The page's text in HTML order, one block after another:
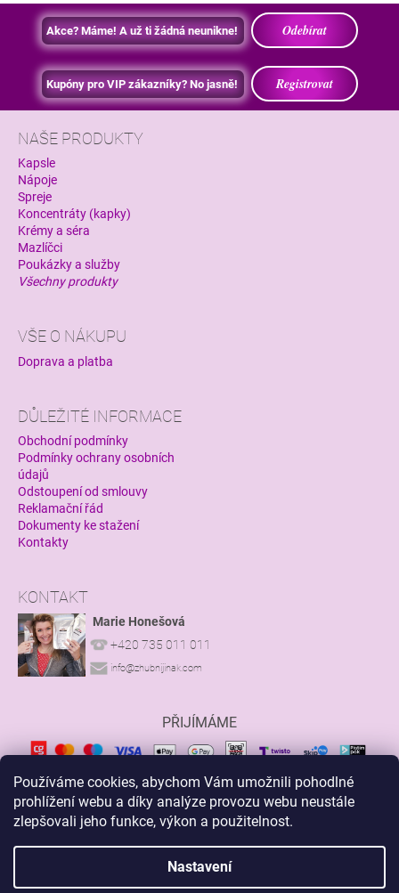
Používáme cookies, abychom Vám umožnili pohodlné
prohlížení webu a díky analýze provozu webu neustále
zlepšovali jeho funkce, výkon a použitelnost.
Nastavení
l
á
d
a
c
í
p
Akce? Máme! A už ti žádná neunikne! Odebírat
Kupóny pro VIP zákazníky? No jasně! Registrovat
NAŠE PRODUKTY
Kapsle
Nápoje
Spreje
Koncentráty (kapky)
Krémy a séra
Mazlíčci
Poukázky a služby
Všechny produkty
VŠE O NÁKUPU
Doprava a platba
DŮLEŽITÉ INFORMACE
Obchodní podmínky
Podmínky ochrany osobních
údajů
Odstoupení od smlouvy
Reklamační řád
Dokumenty ke stažení
Kontakty
KONTAKT
Marie Honešová
+420 735 011 011
info@zhubnijinak.com
PŘIJÍMÁME
Vytvořil Shoptet